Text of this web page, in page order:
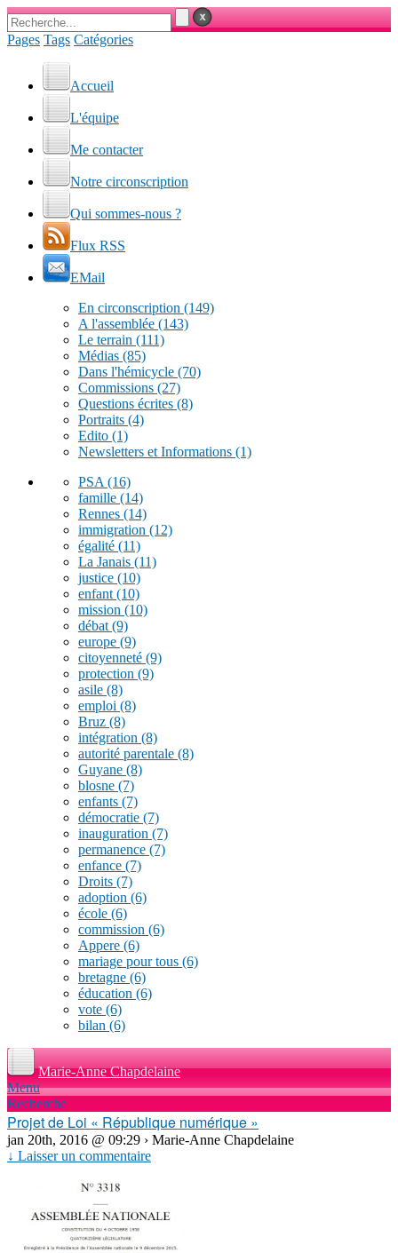
Pages Tags Catégories
Accueil
L'équipe
Me contacter
Notre circonscription
Qui sommes-nous ?
Flux RSS
EMail
En circonscription (149)
A l'assemblée (143)
Le terrain (111)
Médias (85)
Dans l'hémicycle (70)
Commissions (27)
Questions écrites (8)
Portraits (4)
Edito (1)
Newsletters et Informations (1)
PSA (16)
famille (14)
Rennes (14)
immigration (12)
égalité (11)
La Janais (11)
justice (10)
enfant (10)
mission (10)
débat (9)
europe (9)
citoyenneté (9)
protection (9)
asile (8)
emploi (8)
Bruz (8)
intégration (8)
autorité parentale (8)
Guyane (8)
blosne (7)
enfants (7)
démocratie (7)
inauguration (7)
permanence (7)
enfance (7)
Droits (7)
adoption (6)
école (6)
commission (6)
Appere (6)
mariage pour tous (6)
bretagne (6)
éducation (6)
vote (6)
bilan (6)
Marie-Anne Chapdelaine
Menu
Recherche
Projet de Loi « République numérique »
jan 20th, 2016 @ 09:29 › Marie-Anne Chapdelaine
↓ Laisser un commentaire